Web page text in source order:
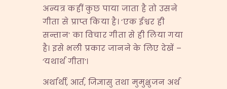
अन्यत्र कहीं कुछ पाया जाता है तो उसने
गीता से प्राप्त किया है। ‘एक ईश्वर ही
सन्तान’ का विचार गीता से ही लिया गया
है। इसे भली प्रकार जानने के लिए देखें –
‘यथार्थ गीता’।
अर्थार्थी, आर्त, जिज्ञासु तथा मुमुक्षुजन अर्थ